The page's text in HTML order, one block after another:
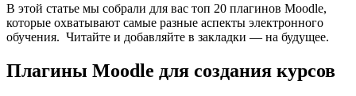
В этой статье мы собрали для вас топ 20 плагинов Moodle,
которые охватывают самые разные аспекты электронного
обучения. Читайте и добавляйте в закладки — на будущее.
Плагины Moodle для создания курсов